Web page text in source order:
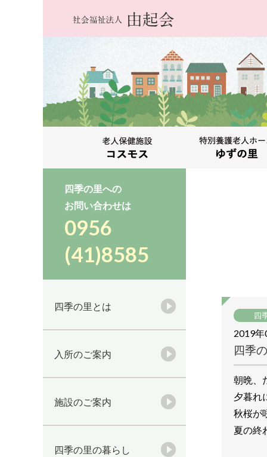
四季の里への
お問い合わせは
0956
(41)8585
四季の里とは
入所のご案内
施設のご案内
四季の里の暮らし
四
2019
四季
朝晩、
夕暮れ
秋桜が
夏の終